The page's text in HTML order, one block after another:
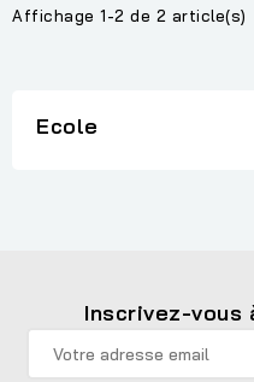
Affichage 1-2 de 2 article(s)
Ecole
Inscrivez-